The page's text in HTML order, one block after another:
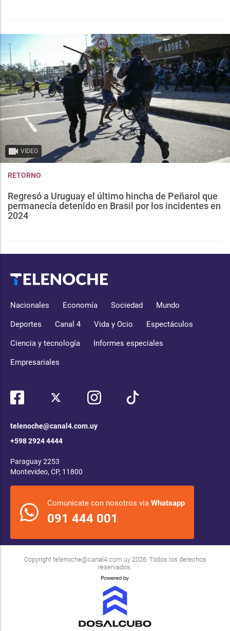
VIDEO
RETORNO
Regresó a Uruguay el último hincha de Peñarol que
permanecía detenido en Brasil por los incidentes en
2024
Nacionales Economía Sociedad Mundo
Deportes Canal 4 Vida y Ocio Espectáculos
Ciencia y tecnología Informes especiales
Empresariales
telenoche@canal4.com.uy
+598 2924 4444
Paraguay 2253
Montevideo, CP, 11800
Comunicate con nosotros via Whatsapp
091 444 001
Copyright telenoche@canal4.com.uy2026. Todos los derechos
reservados.